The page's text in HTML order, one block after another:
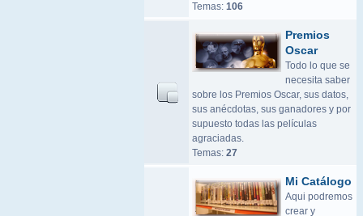
Temas: 106
Premios
Oscar
Todo lo que se
necesita saber
sobre los Premios Oscar, sus datos,
sus anécdotas, sus ganadores y por
supuesto todas las películas
agraciadas.
Temas: 27
Mi Catálogo
Aqui podremos
crear y